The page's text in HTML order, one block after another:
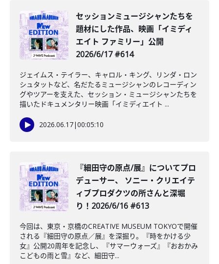
セッションミュージシャンたちを
題材にした作品、映画「イミディ
エイト ファミリー」公開
2026/6/17 #614
ジェイムス・テイラー、キャロル・キング、リンダ・ロン
シュタットなど、名だたるミュージシャンのレコーディン
グやツアーを支えた、セッション・ミュージシャンたちを
描いたドキュメンタリー映画「イミディエイト ...
2026.06.17|00:05:10
️『細田守の原点/展』についてプロ
デューサー、 ソニー・クリエイテ
ィブプロダクツの所さんと深堀
り！2026/6/16 #613
今回は、東京・京橋のCREATIVE MUSEUM TOKYOで開催
される『細田守の原点／展』を深掘り。『時をかける少
女』公開20周年を記念し、『サマーウォーズ』『おおかみ
こどもの雨と雪』など、細田守...